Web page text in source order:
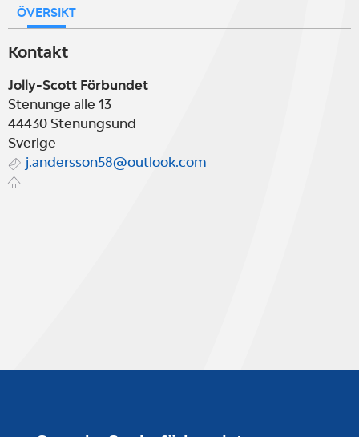
ÖVERSIKT
Kontakt
Jolly-Scott Förbundet
Stenunge alle 13
44430 Stenungsund
Sverige
j.andersson58@outlook.com